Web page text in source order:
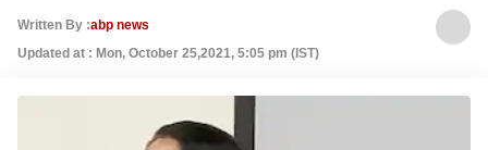
Written By :abp news
Updated at : Mon, October 25,2021, 5:05 pm (IST)